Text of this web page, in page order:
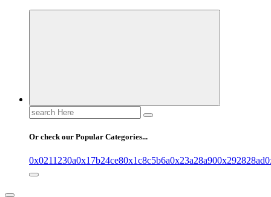
Search
for:
Or check our Popular Categories...
0x0211230a0x17b24ce80x1c8c5b6a0x23a28a900x292828ad